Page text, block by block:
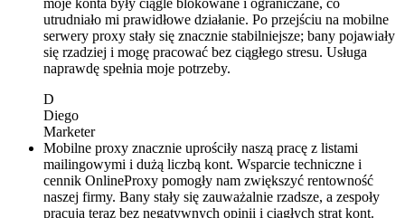
moje konta były ciągle blokowane i ograniczane, co
utrudniało mi prawidłowe działanie. Po przejściu na mobilne
serwery proxy stały się znacznie stabilniejsze; bany pojawiały
się rzadziej i mogę pracować bez ciągłego stresu. Usługa
naprawdę spełnia moje potrzeby.
D
Diego
Marketer
Mobilne proxy znacznie uprościły naszą pracę z listami
mailingowymi i dużą liczbą kont. Wsparcie techniczne i
cennik OnlineProxy pomogły nam zwiększyć rentowność
naszej firmy. Bany stały się zauważalnie rzadsze, a zespoły
pracują teraz bez negatywnych opinii i ciągłych strat kont.